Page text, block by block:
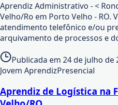
Aprendiz Administrativo - <
Velho/Ro em Porto Velho - RO.
atendimento telefônico e/ou
arquivamento de processos e
Publicada em 24 de julho de
Jovem AprendizPresencial
Aprendiz de Logística na